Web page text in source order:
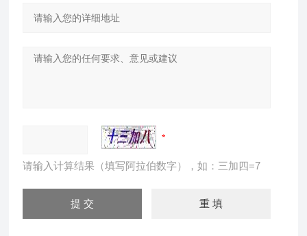
请输入计算结果（填写阿拉伯数字），如：三加四=7